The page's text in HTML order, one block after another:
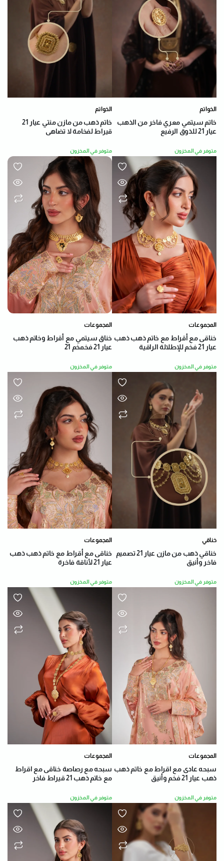
الخواتم
خاتم ذهب من مازن منتي عيار 21
قيراط لفخامة لا تضاهى
متوفر في المخزون
الخواتم
خاتم سيتمي معري فاخر من الذهب
عيار 21 للذوق الرفيع
متوفر في المخزون
المجموعات
خناق سيتمي مع أقراط وخاتم ذهب
عيار 21 فخمخم 21
متوفر في المخزون
المجموعات
خناقى مع أقراط مع خاتم ذهب ذهب
عيار 21 فخم للإطلالة الراقية
متوفر في المخزون
المجموعات
خناقى مع أقراط مع خاتم ذهب ذهب
عيار 21 لأناقة فاخرة
متوفر في المخزون
خناقي
خناقي ذهب من مازن عيار 21 تصميم
فاخر وأنيق
متوفر في المخزون
المجموعات
سبحه مع رصاصة خناقى مع اقراط
مع خاتم ذهب 21 قيراط فاخر
متوفر في المخزون
المجموعات
سبحه عادى مع اقراط مع خاتم ذهب
ذهب عيار 21 فخم وأنيق
متوفر في المخزون